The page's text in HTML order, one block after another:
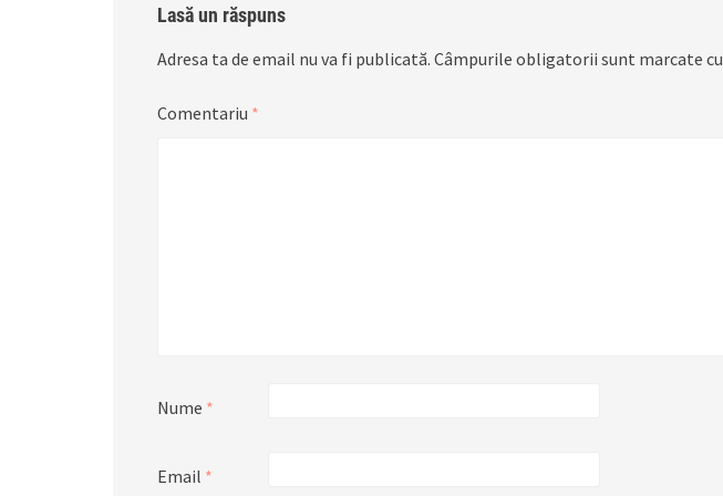
Lasă un răspuns
Adresa ta de email nu va fi publicată. Câmpurile obligatorii sunt marcate cu
Comentariu *
Nume *
Email *